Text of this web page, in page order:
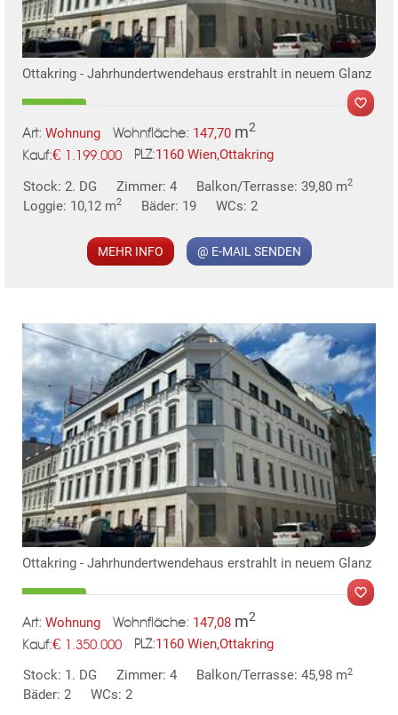
KLIS
Ottakring - Jahrhundertwendehaus erstrahlt in neuem Glanz
MER
Art: Wohnung Wohnfläche: 147,70 m2
Kauf:€ 1.199.000 PLZ:1160 Wien,Ottakring
Stock: 2. DG
Zimmer: 4 Balkon/Terrasse: 39,80 m2
Loggie: 10,12 m2 Bäder: 19 WCs: 2
MEHR INFO @ E-MAIL SENDEN
Ottakring - Jahrhundertwendehaus erstrahlt in neuem Glanz
Art: Wohnung Wohnfläche: 147,08 m2
Kauf:€ 1.350.000 PLZ:1160 Wien,Ottakring
Stock: 1. DG
Zimmer: 4 Balkon/Terrasse: 45,98 m2
Bäder: 2 WCs: 2